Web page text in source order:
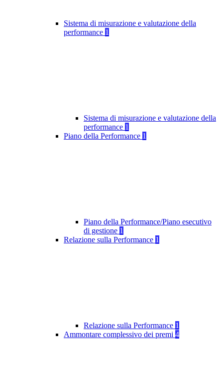
Sistema di misurazione e valutazione della
performance 1
Sistema di misurazione e valutazione della
performance 1
Piano della Performance 1
Piano della Performance/Piano esecutivo
di gestione 1
Relazione sulla Performance 1
Relazione sulla Performance 1
Ammontare complessivo dei premi 4